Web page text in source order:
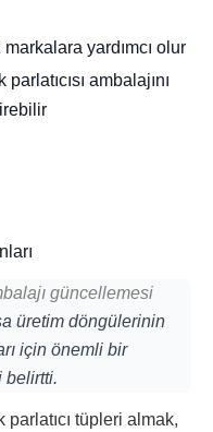
yardımcı olur
parlatıcısı ambalajını
güncellemesi
üretim döngülerinin
için önemli bir
belirtti.
tüpleri almak,